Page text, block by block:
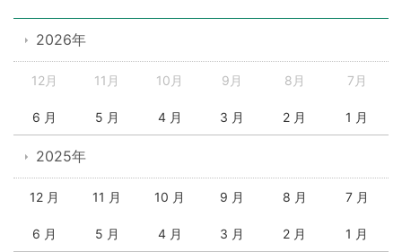
2026年
12月 11月 10月 9月 8月 7月
6 月 5 月 4 月 3 月 2 月 1 月
2025年
12 月 11 月 10 月 9 月 8 月 7 月
6 月 5 月 4 月 3 月 2 月 1 月